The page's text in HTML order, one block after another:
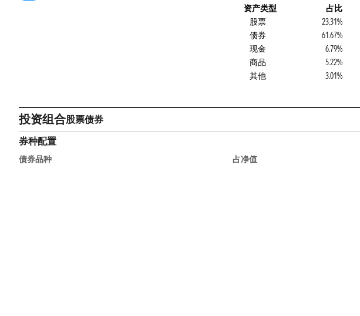
资产类型 占比
股票
23.31%
债券
61.67%
现金
6.79%
商品
5.22%
其他
3.01%
投资组合股票债券
券种配置
债券品种 占净值